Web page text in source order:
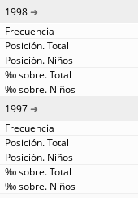
1998
1997